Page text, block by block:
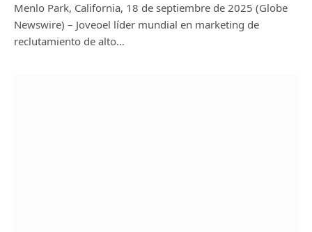
Menlo Park, California, 18 de septiembre de 2025 (Globe
Newswire) – Joveoel líder mundial en marketing de
reclutamiento de alto…